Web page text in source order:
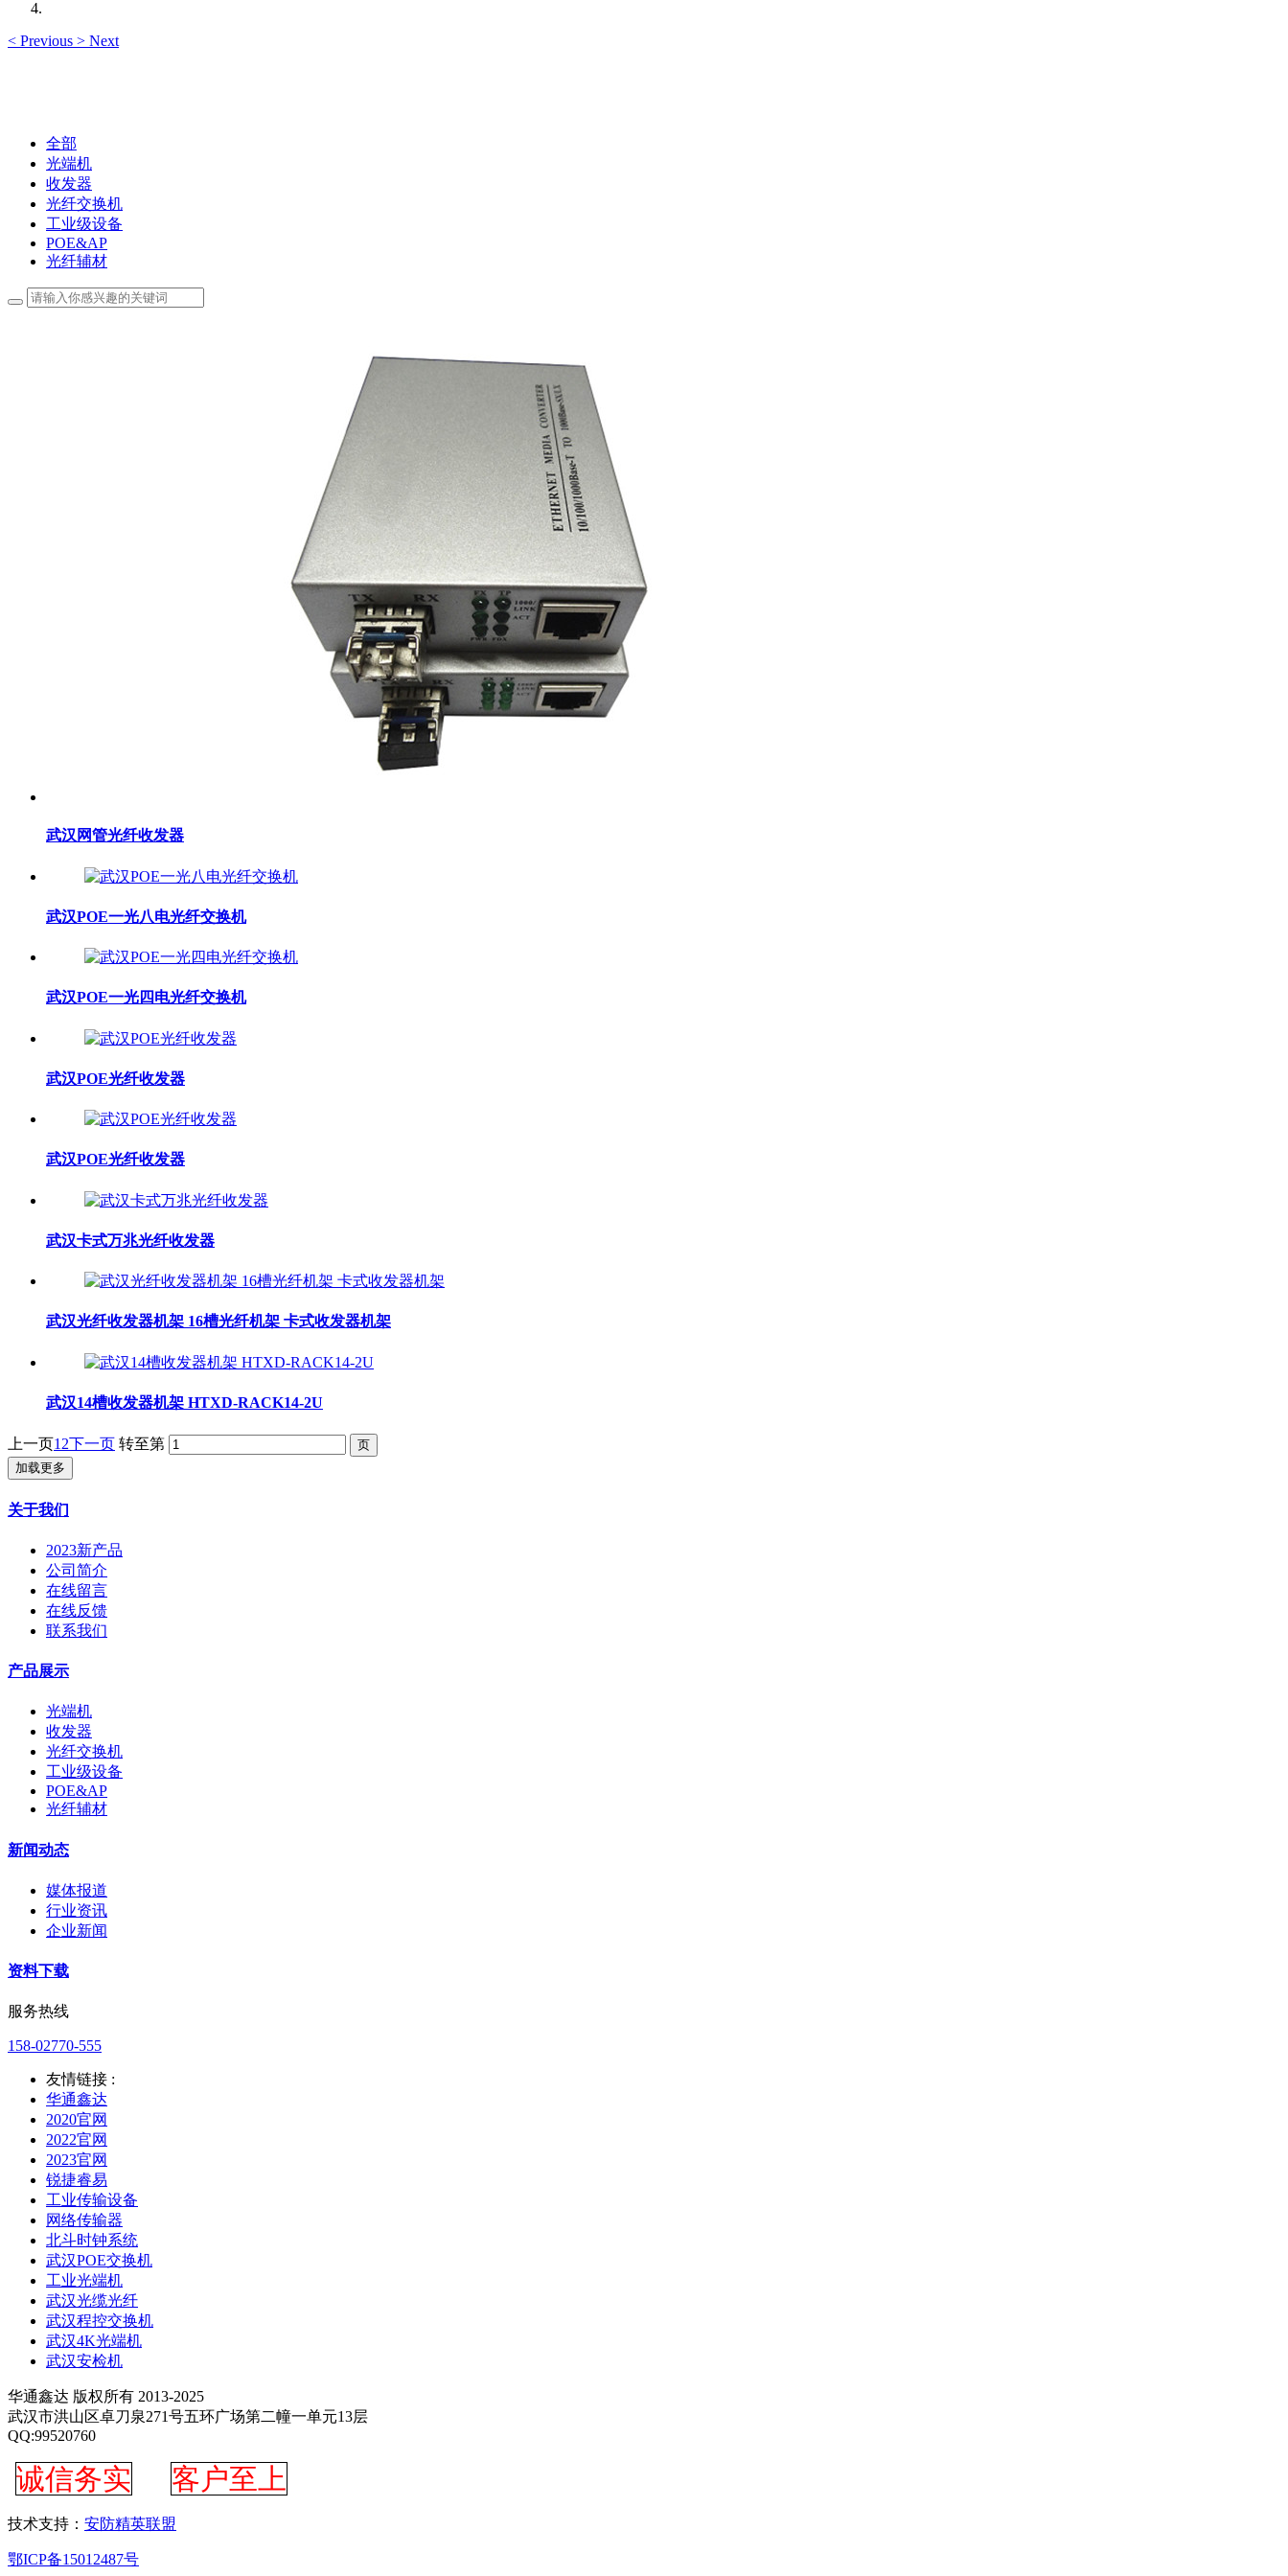
< Previous > Next
全部
光端机
收发器
光纤交换机
工业级设备
POE&AP
光纤辅材
武汉网管光纤收发器
武汉POE一光八电光纤交换机
武汉POE一光四电光纤交换机
武汉POE光纤收发器
武汉POE光纤收发器
武汉卡式万兆光纤收发器
武汉光纤收发器机架 16槽光纤机架 卡式收发器机架
武汉14槽收发器机架 HTXD-RACK14-2U
上一页1 2下一页 转至第
加载更多
关于我们
2023新产品
公司简介
在线留言
在线反馈
联系我们
产品展示
光端机
收发器
光纤交换机
工业级设备
POE&AP
光纤辅材
新闻动态
媒体报道
行业资讯
企业新闻
资料下载
服务热线
158-02770-555
友情链接 :
华通鑫达
2020官网
2022官网
2023官网
锐捷睿易
工业传输设备
网络传输器
北斗时钟系统
武汉POE交换机
工业光端机
武汉光缆光纤
武汉程控交换机
武汉4K光端机
武汉安检机
华通鑫达 版权所有 2013-2025
武汉市洪山区卓刀泉271号五环广场第二幢一单元13层
QQ:99520760
诚信务实 客户至上
技术支持： 安防精英联盟
鄂ICP备15012487号